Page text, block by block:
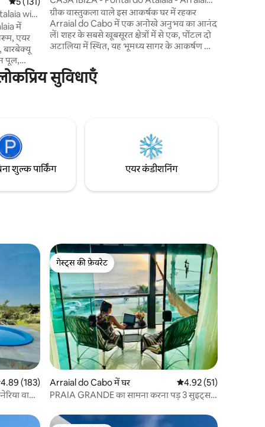
with
में
एयर
बारबेक्यू
पूल,
से जुड़ने के
da
do Cabo
ग्रीक वास्तुकला वाले इस आकर्षक घर में रहकर
Arraial do Cabo में एक अनोखे अनुभव का आनंद
लें। शहर के सबसे खूबसूरत क्षेत्रों में से एक, पोंटल दो
अटालिया में स्थित, यह भूमध्य सागर के आकर्षण को
साथ जोड़ता है। कम से कम सजावट के साथ, यह घर
आपकी छुट्टियों के लिए आराम, विशिष्टता और
आरामदायक माहौल प्रदान करता है। सूर्योदय और
सुविधाएँ
शुल्क पार्किंग एयर कंडीशनिंग
रेटिंग 5 में से 4.89, 183 समीक्षाएँ
4.89 (183)
वाला
गेस्ट्स की फ़ेवरेट
गेस्ट्स की फ़ेवरेट
Arraial do Cabo में घर औसत रेटिंग 5 में से 4.92,
4.92 (51)
PRAIA GRANDE का सामना करना पड़ 3 सुइट्स